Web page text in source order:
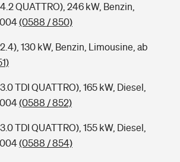
QUATTRO), 246 kW, Benzin,
(0588 / 850)
130 kW, Benzin, Limousine, ab
TDI QUATTRO), 165 kW, Diesel,
(0588 / 852)
TDI QUATTRO), 155 kW, Diesel,
(0588 / 854)